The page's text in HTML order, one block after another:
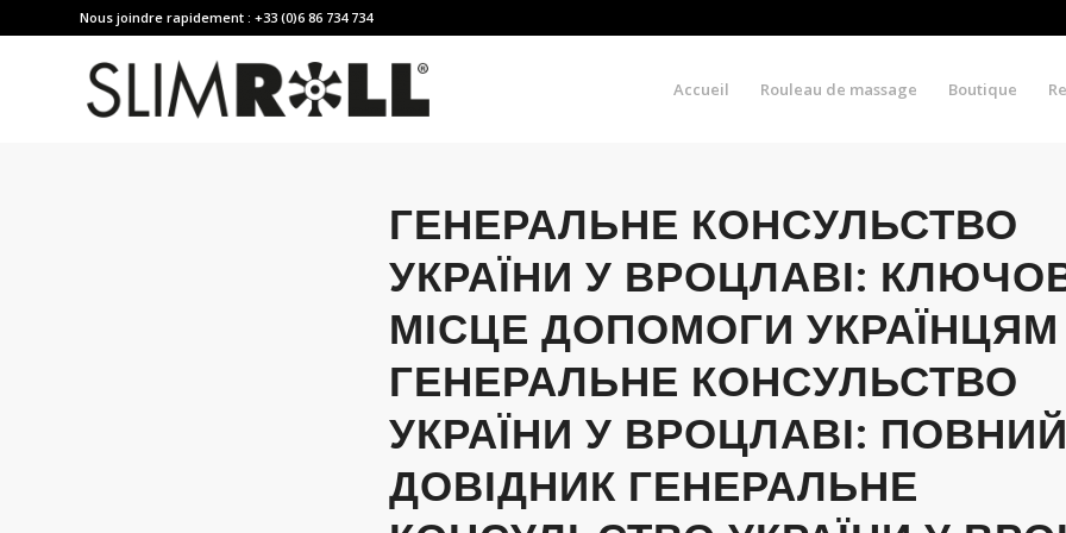
Nous joindre rapidement : +33 (0)6 86 734 734
Accueil Rouleau de massage Boutique
ГЕНЕРАЛЬНЕ КОНСУЛЬСТВО
УКРАЇНИ У ВРОЦЛАВІ:
МІСЦЕ ДОПОМОГИ УКРАЇНЦЯМ
ГЕНЕРАЛЬНЕ КОНСУЛЬСТВО
УКРАЇНИ У ВРОЦЛАВІ: ПОВНИЙ
ДОВІДНИК ГЕНЕРАЛЬНЕ